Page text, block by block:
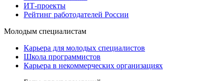
ИТ-проекты
Рейтинг работодателей России
Молодым специалистам
Карьера для молодых специалистов
Школа программистов
Карьера в некоммерческих организациях